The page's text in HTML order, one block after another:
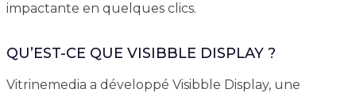
impactante en quelques clics.
QU’EST-CE QUE VISIBBLE DISPLAY ?
Vitrinemedia a développé Visibble Display, une